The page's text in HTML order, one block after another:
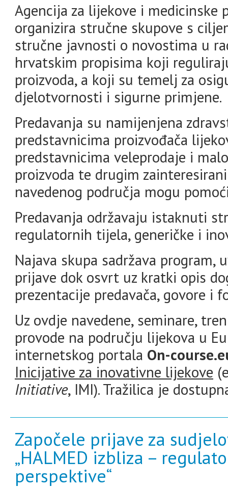
Agencija za lijekove i medicinske
organizira stručne skupove s
stručne javnosti o novostima u
hrvatskim propisima koji
proizvoda, a koji su temelj za
djelotvornosti i sigurne primjene.
Predavanja su namijenjena
predstavnicima proizvođača
predstavnicima veleprodaje i
proizvoda te drugim
navedenog područja mogu
Predavanja održavaju istaknuti
regulatornih tijela, generičke i
Najava skupa sadržava program,
prijave dok osvrt uz kratki opis
prezentacije predavača, govore i
Uz ovdje navedene, seminare,
provode na području lijekova u
internetskog portala On-
Inicijative za inovativne lijekove
Initiative, IMI). Tražilica je
Započele prijave za
„HALMED izbliza –
perspektive“